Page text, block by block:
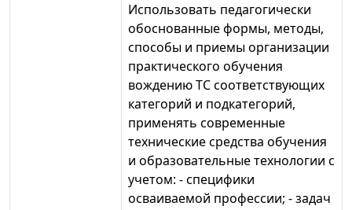
Использовать педагогически
обоснованные формы, методы,
способы и приемы организации
практического обучения
вождению ТС соответствующих
категорий и подкатегорий,
применять современные
технические средства обучения
и образовательные технологии с
учетом: - специфики
осваиваемой профессии; - задач